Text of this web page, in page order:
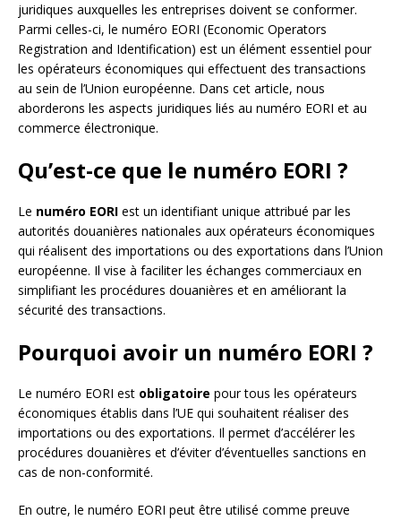
juridiques auxquelles les entreprises doivent se conformer.
Parmi celles-ci, le numéro EORI (Economic Operators
Registration and Identification) est un élément essentiel pour
les opérateurs économiques qui effectuent des transactions
au sein de l’Union européenne. Dans cet article, nous
aborderons les aspects juridiques liés au numéro EORI et au
commerce électronique.
Qu’est-ce que le numéro EORI ?
Le numéro EORI est un identifiant unique attribué par les
autorités douanières nationales aux opérateurs économiques
qui réalisent des importations ou des exportations dans l’Union
européenne. Il vise à faciliter les échanges commerciaux en
simplifiant les procédures douanières et en améliorant la
sécurité des transactions.
Pourquoi avoir un numéro EORI ?
Le numéro EORI est obligatoire pour tous les opérateurs
économiques établis dans l’UE qui souhaitent réaliser des
importations ou des exportations. Il permet d’accélérer les
procédures douanières et d’éviter d’éventuelles sanctions en
cas de non-conformité.
En outre, le numéro EORI peut être utilisé comme preuve